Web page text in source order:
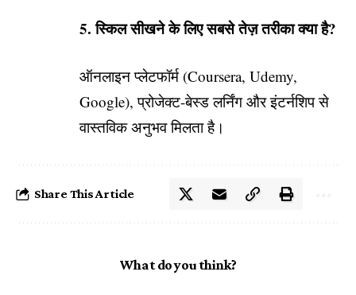
5. स्किल सीखने के लिए सबसे तेज़ तरीका क्या है?
ऑनलाइन प्लेटफॉर्म (Coursera, Udemy,
Google), प्रोजेक्ट-बेस्ड लर्निंग और इंटर्नशिप से
वास्तविक अनुभव मिलता है।
Share This Article
What do you think?